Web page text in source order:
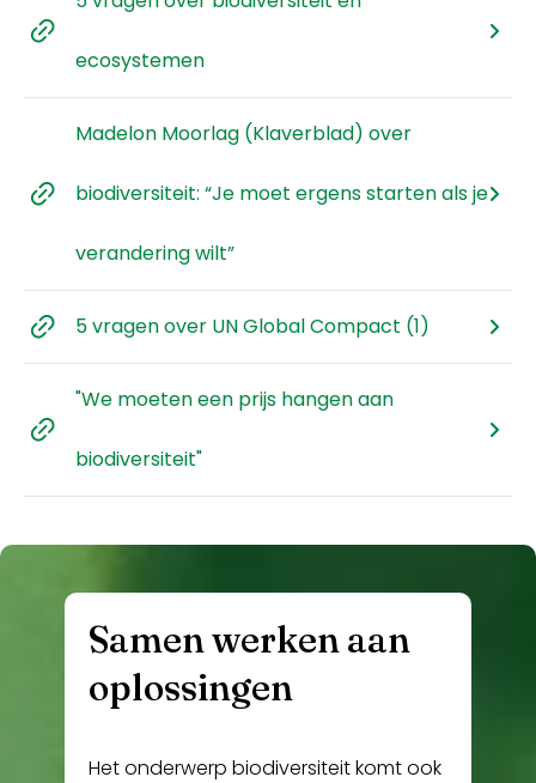
ecosystemen
Madelon Moorlag (Klaverblad) over
biodiversiteit: “Je moet ergens starten als je
verandering wilt”
5 vragen over UN Global Compact (1)
"We moeten een prijs hangen aan
biodiversiteit"
Samen werken aan
oplossingen
Het onderwerp biodiversiteit komt ook